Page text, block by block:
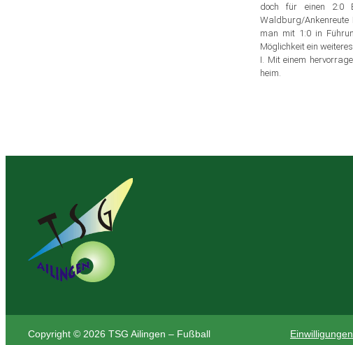
doch für einen 2:0
Waldburg/Ankenreute
man mit 1:0 in
Möglichkeit ein
I. Mit einem
heim.
Copyright © 2026 TSG Ailingen – Fußball